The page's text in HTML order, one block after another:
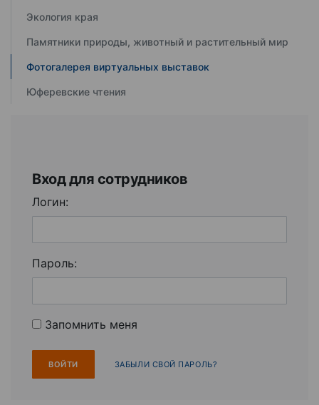
Экология края
Памятники природы, животный и растительный мир
Фотогалерея виртуальных выставок
Юферевские чтения
Вход для сотрудников
Логин:
Пароль:
Запомнить меня
ЗАБЫЛИ СВОЙ ПАРОЛЬ?